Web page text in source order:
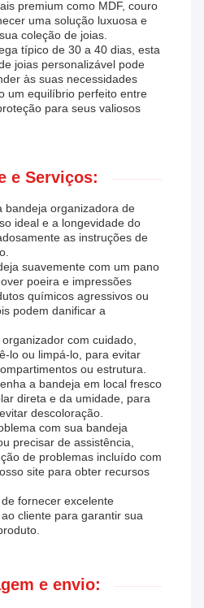
premium como MDF, couro
uma solução luxuosa e
coleção de joias.
típico de 30 a 40 dias, esta
joias personalizável pode
às suas necessidades
um equilíbrio perfeito entre
para seus valiosos
e Serviços:
bandeja organizadora de
ideal e a longevidade do
as instruções de
suavemente com um pano
poeira e impressões
químicos agressivos ou
podem danificar a
com cuidado,
lo ou limpá-lo, para evitar
ou estrutura.
a bandeja em local fresco
direta e da umidade, para
descoloração.
com sua bandeja
precisar de assistência,
de problemas incluído com
site para obter recursos
fornecer excelente
cliente para garantir sua
e envio: